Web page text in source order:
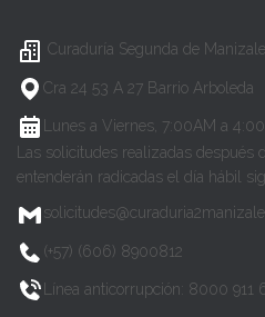
Curaduría Segunda de
Cra 24 53 A 27 Barrio Arboleda
Lunes a Viernes, 7:00AM a
Las solicitudes realizadas después
entenderán radicadas el día hábil
(+57) (606) 8900812
Línea anticorrupción: 8000 911